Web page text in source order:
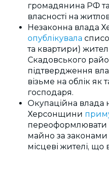
громадянина РФ
власності на
Незаконна влада
опублікувала
та квартири)
Скадовського
підтвердження
візьме на облік як
господаря.
Окупаційна влада
Херсонщини
переоформлювати
майно за
місцеві жителі, що